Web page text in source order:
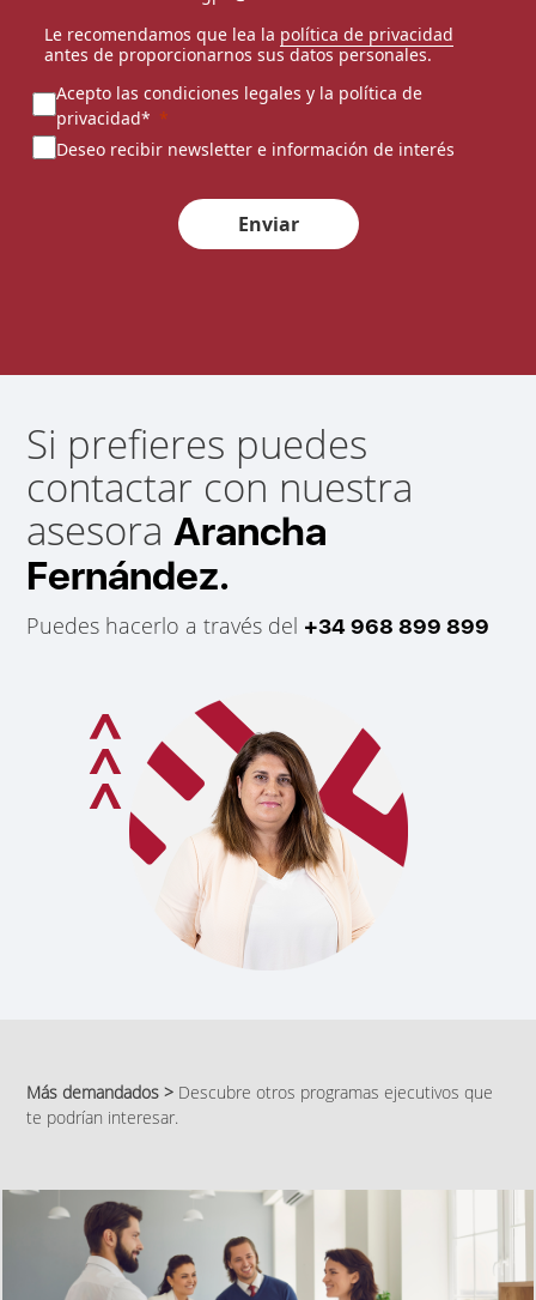
Le recomendamos que lea la política de privacidad
antes de proporcionarnos sus datos personales.
Acepto las condiciones legales y la política de
privacidad*
Deseo recibir newsletter e información de interés
Enviar
Si prefieres puedes
contactar con nuestra
asesoraArancha
Fernández.
Puedes hacerlo a través del +34 968 899 899
Más demandados > Descubre otros programas ejecutivos que
te podrían interesar.